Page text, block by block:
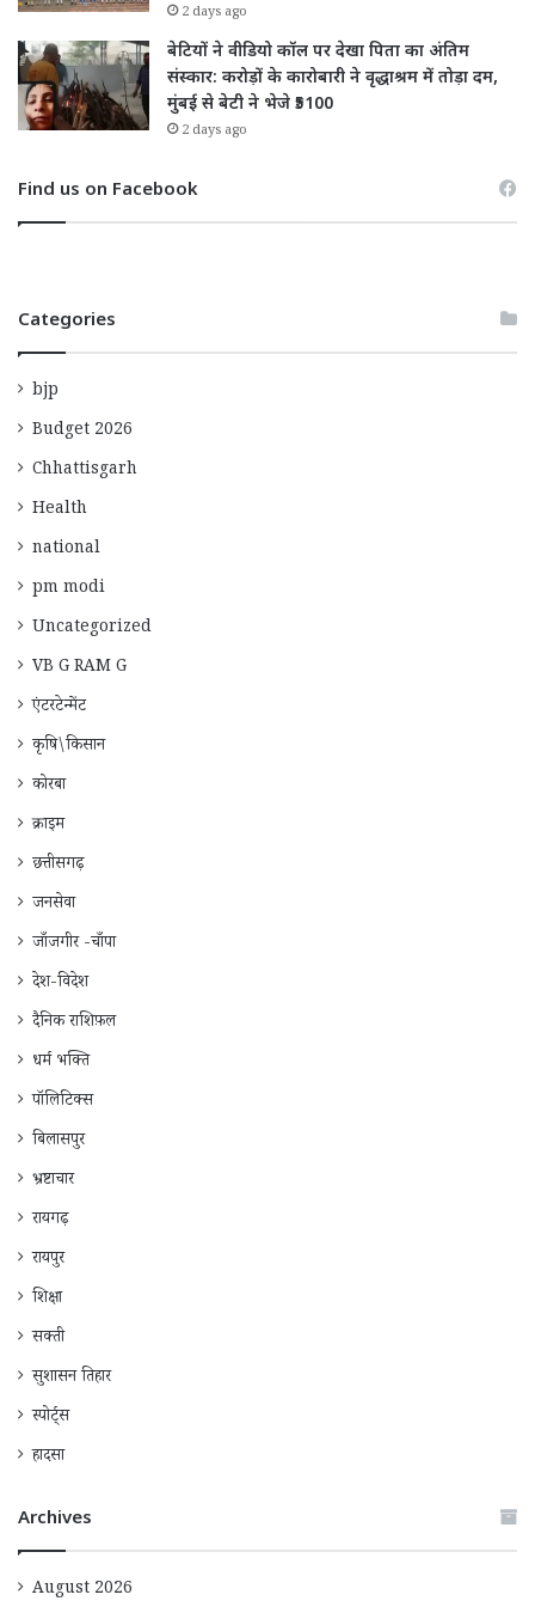
2 days ago
बेटियों ने वीडियो कॉल पर देखा पिता का अंतिम
संस्कार: करोड़ों के कारोबारी ने वृद्धाश्रम में तोड़ा दम,
मुंबई से बेटी ने भेजे ₹5100
2 days ago
Find us on Facebook
Categories
bjp
Budget 2026
Chhattisgarh
Health
national
pm modi
Uncategorized
VB G RAM G
एंटरटेन्मेंट
कृषि\किसान
कोरबा
क्राइम
छत्तीसगढ़
जनसेवा
जाँजगीर -चाँपा
देश-विदेश
दैनिक राशिफ़ल
धर्म भक्ति
पॉलिटिक्स
बिलासपुर
भ्रष्टाचार
रायगढ़
रायपुर
शिक्षा
सक्ती
सुशासन तिहार
स्पोर्ट्स
हादसा
Archives
August 2026